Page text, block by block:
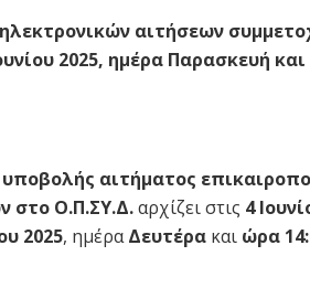
ηλεκτρονικών αιτήσεων
2025, ημέρα Παρασκευή
αιτήματος
στο Ο.Π.ΣΥ.Δ.αρχίζει στις 4
2025, ημέραΔευτέρα και ώρα